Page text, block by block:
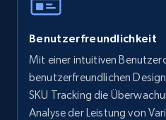
specific keywords
URL, Final price, Sku,
Specifications, Image urls,
more.
Benutzerfreundlichkeit
Mit einer intuitiven
benutzerfreundlichen
SKU Tracking die
Analyse der Leistung von